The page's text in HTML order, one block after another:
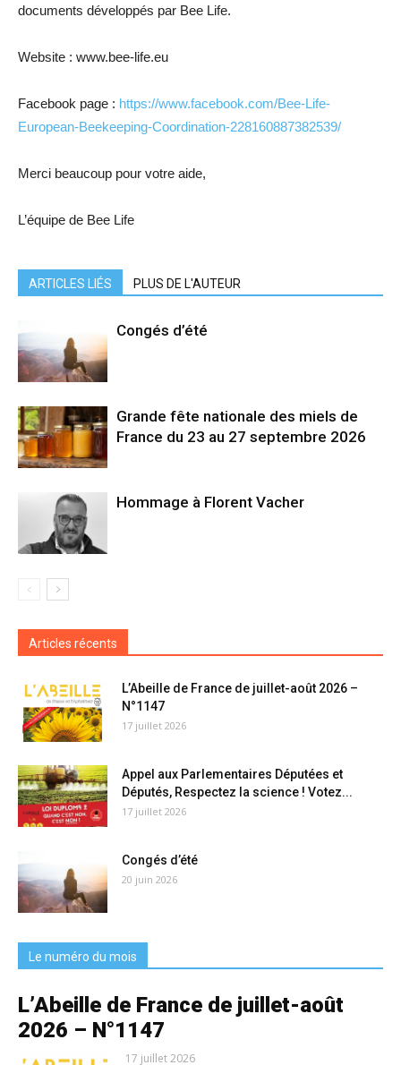
documents développés par Bee Life.
Website : www.bee-life.eu
Facebook page : https://www.facebook.com/Bee-Life-
European-Beekeeping-Coordination-228160887382539/
Merci beaucoup pour votre aide,
L’équipe de Bee Life
ARTICLES LIÉS PLUS DE L'AUTEUR
Congés d’été
Grande fête nationale des miels de
France du 23 au 27 septembre 2026
Hommage à Florent Vacher
Articles récents
L’Abeille de France de juillet-août 2026 –
N°1147
17 juillet 2026
Appel aux Parlementaires Députées et
Députés, Respectez la science ! Votez...
17 juillet 2026
Congés d’été
20 juin 2026
Le numéro du mois
L’Abeille de France de juillet-août
2026 – N°1147
17 juillet 2026